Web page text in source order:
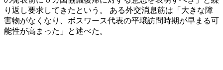
り返し要求してきたという。 ある外交消息筋は「大きな障
害物がなくなり、ボスワース代表の平壌訪問時期が早まる可
能性が高まった」と述べた。